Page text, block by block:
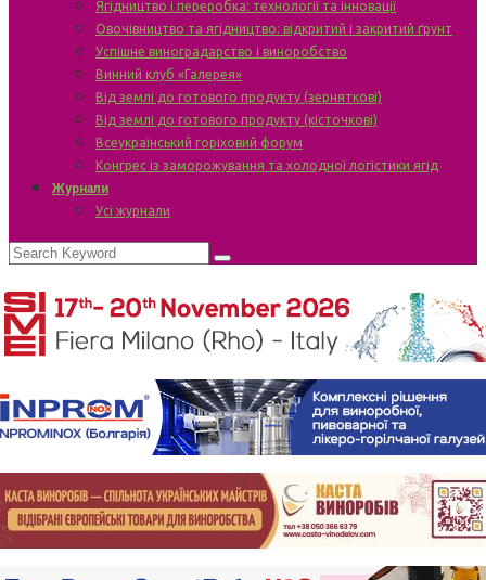
Ягідництво і переробка: технології та інновації
Овочівництво та ягідництво: відкритий і закритий ґрунт
Успішне виноградарство і виноробство
Винний клуб «Галерея»
Від землі до готового продукту (зерняткові)
Від землі до готового продукту (кісточкові)
Всеукраїнський горіховий форум
Конгрес із заморожування та холодної логістики ягід
Журнали
Усі журнали